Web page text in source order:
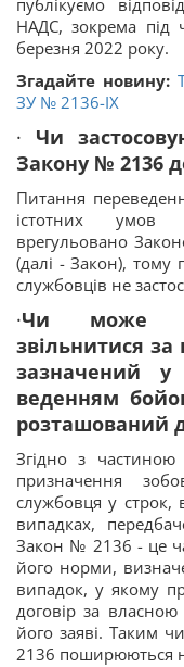
публікуємо
НАДС, зокрема під
березня 2022 року.
Згадайте новину:
ЗУ № 2136-IX
· Чи
Закону № 2136
Питання
істотних умов
врегульовано
(далі - Закон), тому
службовців не
·Чи може
звільнитися
зазначений
веденням
розташований
Згідно з частиною
призначення
службовця у строк,
випадках,
Закон № 2136 - це
його норми,
випадок, у якому
договір за власною
його заяві. Таким
2136 поширюються